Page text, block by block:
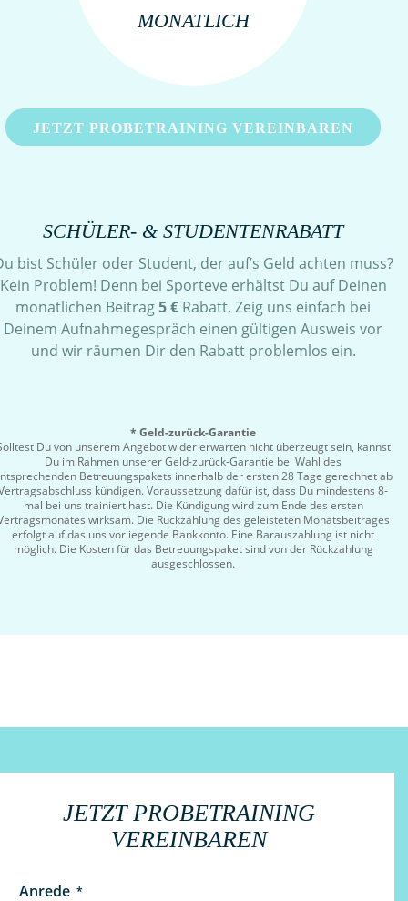
MONATLICH
JETZT PROBETRAINING VEREINBAREN
SCHÜLER- & STUDENTENRABATT
bist Schüler oder Student, der auf’s Geld achten muss?
Kein Problem! Denn bei Sporteve erhältst Du auf Deinen
monatlichen Beitrag5 € Rabatt. Zeig uns einfach bei
Deinem Aufnahmegespräch einen gültigen Ausweis vor
und wir räumen Dir den Rabatt problemlos ein.
* Geld-zurück-Garantie
Du von unserem Angebot wider erwarten nicht überzeugt sein, kannst
Du im Rahmen unserer Geld-zurück-Garantie bei Wahl des
Betreuungspakets innerhalb der ersten 28 Tage gerechnet ab
kündigen. Voraussetzung dafür ist, dass Du mindestens 8-
mal bei uns trainiert hast. Die Kündigung wird zum Ende des ersten
wirksam. Die Rückzahlung des geleisteten Monatsbeitrages
erfolgt auf das uns vorliegende Bankkonto. Eine Barauszahlung ist nicht
möglich. Die Kosten für das Betreuungspaket sind von der Rückzahlung
ausgeschlossen.
JETZT PROBETRAINING
VEREINBAREN
Anrede *